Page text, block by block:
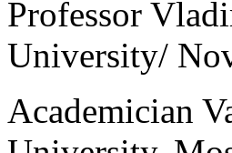
Professor
University/
Academician